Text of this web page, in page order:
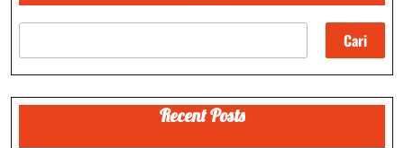
Cari
Recent Posts